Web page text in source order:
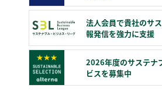
法人会員で貴社のサ
報発信を強力に支援
2026年度のサステナ
ビスを募集中